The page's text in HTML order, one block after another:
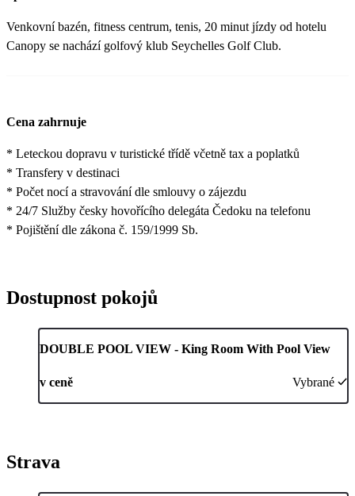
Venkovní bazén, fitness centrum, tenis, 20 minut jízdy od hotelu
Canopy se nachází golfový klub Seychelles Golf Club.
Cena zahrnuje
* Leteckou dopravu v turistické třídě včetně tax a poplatků
* Transfery v destinaci
* Počet nocí a stravování dle smlouvy o zájezdu
* 24/7 Služby česky hovořícího delegáta Čedoku na telefonu
* Pojištění dle zákona č. 159/1999 Sb.
Dostupnost pokojů
DOUBLE POOL VIEW - King Room With Pool View
v ceně Vybrané
Strava